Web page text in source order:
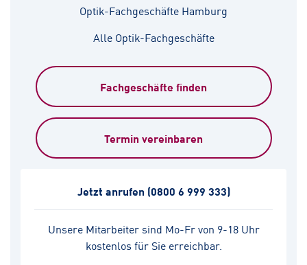
Optik-Fachgeschäfte Hamburg
Alle Optik-Fachgeschäfte
Fachgeschäfte finden
Termin vereinbaren
Unsere Mitarbeiter sind Mo-Fr von 9-18 Uhr
kostenlos für Sie erreichbar.
Jetzt anrufen (0800 6 999 333)